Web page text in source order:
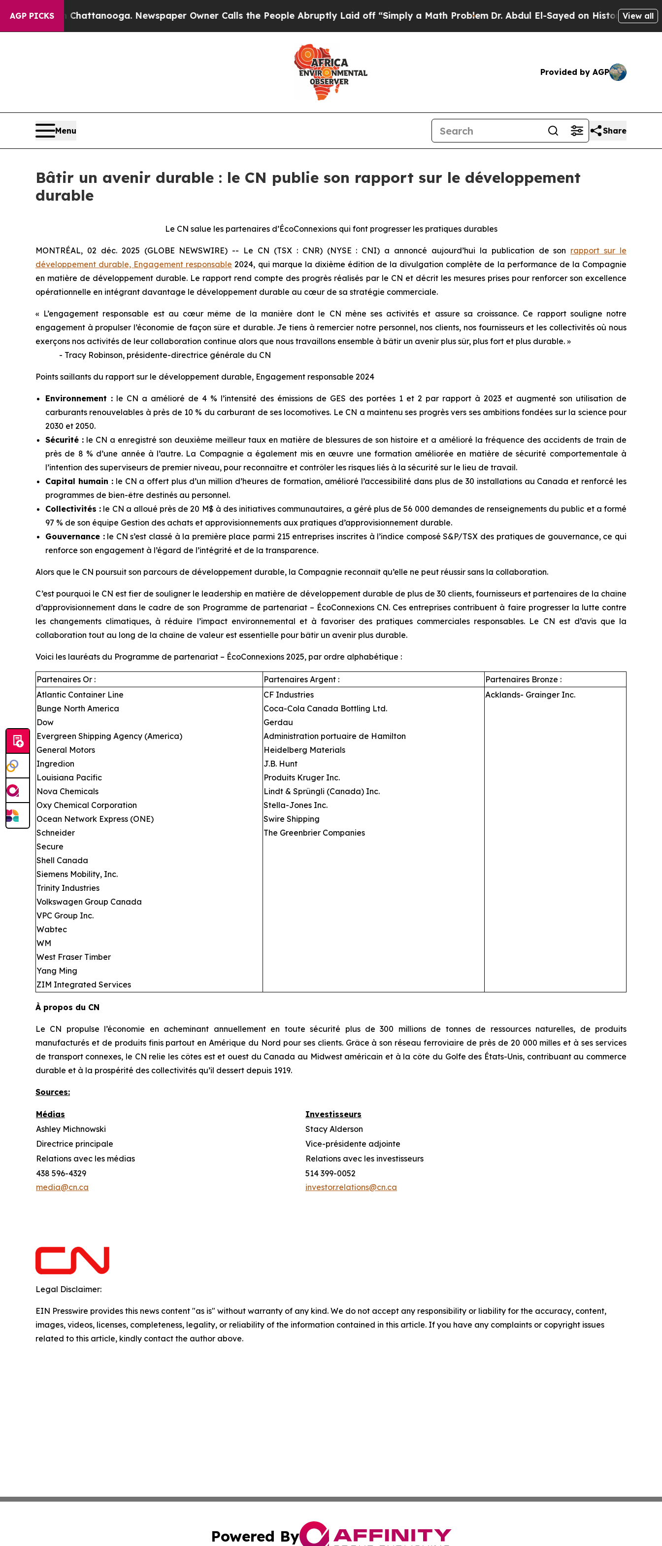
AGP PICKS
in Chattanooga. Newspaper Owner Calls the People Abruptly Laid off “Simply a Math Problem Dr. Abdul El-Sayed on Historic Michigan Win:
View all
Provided by AGP
Menu Share
Bâtir un avenir durable : le CN publie son rapport sur le développement
durable
Le CN salue les partenaires d’ÉcoConnexions qui font progresser les pratiques durables
MONTRÉAL, 02 déc. 2025 (GLOBE NEWSWIRE) -- Le CN (TSX : CNR) (NYSE : CNI) a annoncé aujourd’hui la publication de son rapport sur le
développement durable, Engagement responsable 2024, qui marque la dixième édition de la divulgation complète de la performance de la Compagnie
en matière de développement durable. Le rapport rend compte des progrès réalisés par le CN et décrit les mesures prises pour renforcer son excellence
opérationnelle en intégrant davantage le développement durable au cœur de sa stratégie commerciale.
« L’engagement responsable est au cœur même de la manière dont le CN mène ses activités et assure sa croissance. Ce rapport souligne notre
engagement à propulser l’économie de façon sûre et durable. Je tiens à remercier notre personnel, nos clients, nos fournisseurs et les collectivités où nous
exerçons nos activités de leur collaboration continue alors que nous travaillons ensemble à bâtir un avenir plus sûr, plus fort et plus durable. »
- Tracy Robinson, présidente-directrice générale du CN
Points saillants du rapport sur le développement durable, Engagement responsable 2024
Environnement : le CN a amélioré de 4 % l’intensité des émissions de GES des portées 1 et 2 par rapport à 2023 et augmenté son utilisation de
carburants renouvelables à près de 10 % du carburant de ses locomotives. Le CN a maintenu ses progrès vers ses ambitions fondées sur la science pour
2030 et 2050.
Sécurité :le CN a enregistré son deuxième meilleur taux en matière de blessures de son histoire et a amélioré la fréquence des accidents de train de
près de 8 % d’une année à l’autre. La Compagnie a également mis en œuvre une formation améliorée en matière de sécurité comportementale à
l’intention des superviseurs de premier niveau, pour reconnaître et contrôler les risques liés à la sécurité sur le lieu de travail.
Capital humain :le CN a offert plus d’un million d’heures de formation, amélioré l’accessibilité dans plus de 30 installations au Canada et renforcé les
programmes de bien-être destinés au personnel.
Collectivités : le CN a alloué près de 20 M$ à des initiatives communautaires, a géré plus de 56 000 demandes de renseignements du public et a formé
97 % de son équipe Gestion des achats et approvisionnements aux pratiques d’approvisionnement durable.
Gouvernance :le CN s’est classé à la première place parmi 215 entreprises inscrites à l’indice composé S&P/TSX des pratiques de gouvernance, ce qui
renforce son engagement à l’égard de l’intégrité et de la transparence.
Alors que le CN poursuit son parcours de développement durable, la Compagnie reconnaît qu’elle ne peut réussir sans la collaboration.
C’est pourquoi le CN est fier de souligner le leadership en matière de développement durable de plus de 30 clients, fournisseurs et partenaires de la chaîne
d’approvisionnement dans le cadre de son Programme de partenariat – ÉcoConnexions CN. Ces entreprises contribuent à faire progresser la lutte contre
les changements climatiques, à réduire l’impact environnemental et à favoriser des pratiques commerciales responsables. Le CN est d’avis que la
collaboration tout au long de la chaîne de valeur est essentielle pour bâtir un avenir plus durable.
Voici les lauréats du Programme de partenariat – ÉcoConnexions 2025, par ordre alphabétique :
Partenaires Or : Partenaires Argent :
Partenaires Bronze :
Atlantic Container Line
Bunge North America
Dow
Evergreen Shipping Agency (America)
General Motors
Ingredion
Louisiana Pacific
Nova Chemicals
Oxy Chemical Corporation
Ocean Network Express (ONE)
Schneider
Secure
Shell Canada
Siemens Mobility, Inc.
Trinity Industries
Volkswagen Group Canada
VPC Group Inc.
Wabtec
WM
West Fraser Timber
Yang Ming
ZIM Integrated Services
CF Industries
Coca-Cola Canada Bottling Ltd.
Gerdau
Administration portuaire de Hamilton
Heidelberg Materials
J.B. Hunt
Produits Kruger Inc.
Lindt & Sprüngli (Canada) Inc.
Stella-Jones Inc.
Swire Shipping
The Greenbrier Companies
Acklands- Grainger Inc.
À propos du CN
Le CN propulse l’économie en acheminant annuellement en toute sécurité plus de 300 millions de tonnes de ressources naturelles, de produits
manufacturés et de produits finis partout en Amérique du Nord pour ses clients. Grâce à son réseau ferroviaire de près de 20 000 milles et à ses services
de transport connexes, le CN relie les côtes est et ouest du Canada au Midwest américain et à la côte du Golfe des États-Unis, contribuant au commerce
durable et à la prospérité des collectivités qu’il dessert depuis 1919.
Sources:
Médias
Investisseurs
Ashley Michnowski
Stacy Alderson
Directrice principale
Vice-présidente adjointe
Relations avec les médias
Relations avec les investisseurs
438 596-4329
media@cn.ca
514 399-0052
investor.relations@cn.ca
Legal Disclaimer:
EIN Presswire provides this news content "as is" without warranty of any kind. We do not accept any responsibility or liability for the accuracy, content,
images, videos, licenses, completeness, legality, or reliability of the information contained in this article. If you have any complaints or copyright issues
related to this article, kindly contact the author above.
Powered By